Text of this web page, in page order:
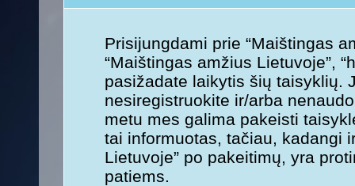
Prisijungdami prie “Maištingas
“Maištingas amžius Lietuvoje”,
pasižadate laikytis šių taisyklių.
nesiregistruokite ir/arba
metu mes galima pakeisti
tai informuotas, tačiau, kadangi
Lietuvoje” po pakeitimų, yra
patiems.